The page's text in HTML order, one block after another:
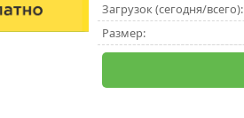
Загрузок (сегодня/всего):
Размер: